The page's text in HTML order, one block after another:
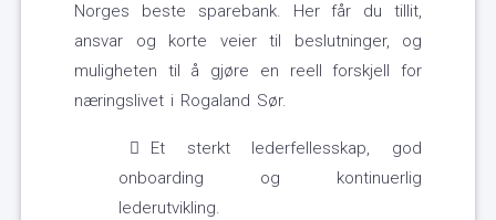
Norges beste sparebank. Her får du tillit,
ansvar og korte veier til beslutninger, og
muligheten til å gjøre en reell forskjell for
næringslivet i Rogaland Sør.
Et sterkt lederfellesskap, god
onboarding og kontinuerlig
lederutvikling.